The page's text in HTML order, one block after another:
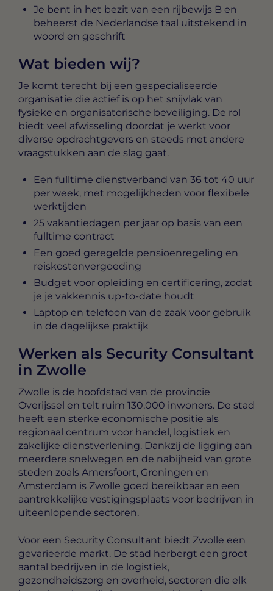
Je bent in het bezit van een rijbewijs B en
beheerst de Nederlandse taal uitstekend in
woord en geschrift
Wat bieden wij?
Je komt terecht bij een gespecialiseerde
organisatie die actief is op het snijvlak van
fysieke en organisatorische beveiliging. De rol
biedt veel afwisseling doordat je werkt voor
diverse opdrachtgevers en steeds met andere
vraagstukken aan de slag gaat.
Een fulltime dienstverband van 36 tot 40 uur
per week, met mogelijkheden voor flexibele
werktijden
25 vakantiedagen per jaar op basis van een
fulltime contract
Een goed geregelde pensioenregeling en
reiskostenvergoeding
Budget voor opleiding en certificering, zodat
je je vakkennis up-to-date houdt
Laptop en telefoon van de zaak voor gebruik
in de dagelijkse praktijk
Werken als Security Consultant
in Zwolle
Zwolle is de hoofdstad van de provincie
Overijssel en telt ruim 130.000 inwoners. De stad
heeft een sterke economische positie als
regionaal centrum voor handel, logistiek en
zakelijke dienstverlening. Dankzij de ligging aan
meerdere snelwegen en de nabijheid van grote
steden zoals Amersfoort, Groningen en
Amsterdam is Zwolle goed bereikbaar en een
aantrekkelijke vestigingsplaats voor bedrijven in
uiteenlopende sectoren.
Voor een Security Consultant biedt Zwolle een
gevarieerde markt. De stad herbergt een groot
aantal bedrijven in de logistiek,
gezondheidszorg en overheid, sectoren die elk